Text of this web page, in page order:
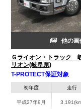
他の画
Ｇライオン・トラック
リオン(岐阜県)
T-PROTECT保証対象
初年度
平成27年9月
走行